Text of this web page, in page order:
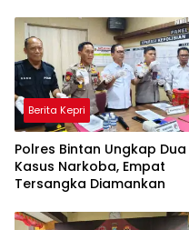
Berita Kepri
Polres Bintan Ungkap Dua
Kasus Narkoba, Empat
Tersangka Diamankan